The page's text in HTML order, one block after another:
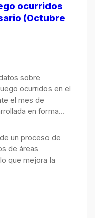
ocurridos
(Octubre
sobre
ocurridos en el
el mes de
en forma
de la Acusación y
un proceso de
de áreas
que mejora la
SOBRE PERSONAS